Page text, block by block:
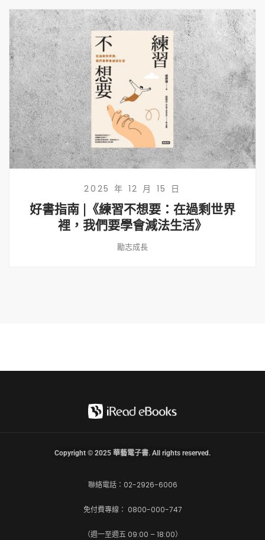
2025 年 12 月 15 日
好書指南 |《練習不想要：在過剩世界
裡，我們要學會減法生活》
勵志成長
聯絡電話：02-2926-6006
免付費專線： 0800-000-747
（週一至週五 09:00 – 18:00）
Copyright © 2025 華藝電子書. All rights reserved.